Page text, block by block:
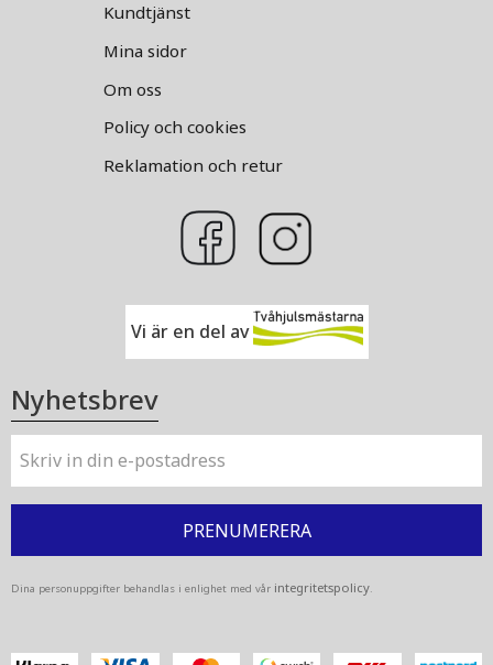
Kundtjänst
Mina sidor
Om oss
Policy och cookies
Reklamation och retur
Vi är en del av
Nyhetsbrev
PRENUMERERA
Dina personuppgifter behandlas i enlighet med vår integritetspolicy.